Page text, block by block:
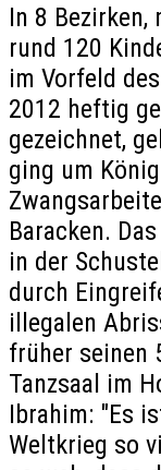
In 8 Bezirken,
rund 120
im Vorfeld
2012 heftig
gezeichnet,
ging um
Baracken.
in der
durch
illegalen
früher seinen
Tanzsaal im
Ibrahim: "Es
Weltkrieg so